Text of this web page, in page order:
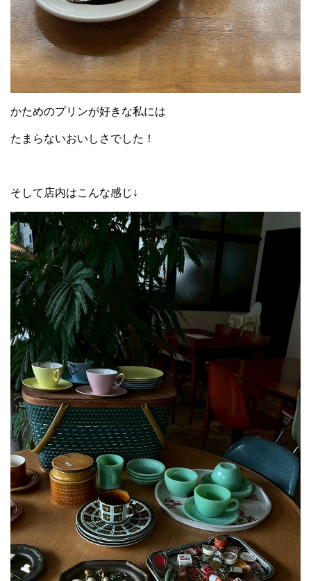
かためのプリンが好きな私には
たまらないおいしさでした！
そして店内はこんな感じ↓